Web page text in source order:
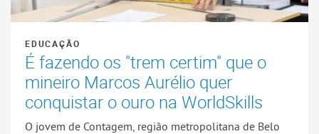
EDUCAÇÃO
É fazendo os "trem certim" que o
mineiro Marcos Aurélio quer
conquistar o ouro na WorldSkills
O jovem de Contagem, região metropolitana de Belo